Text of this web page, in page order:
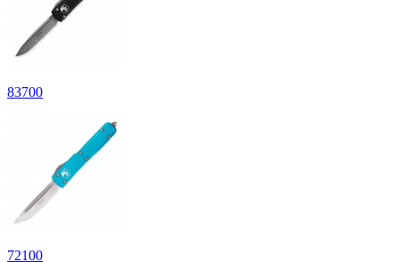
83700
72100